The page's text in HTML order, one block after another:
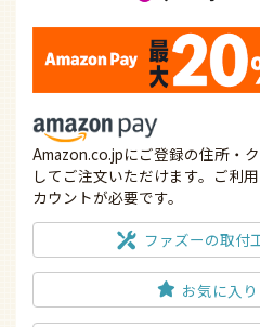
Amazon.co.jpにご登録の住所・
してご注文いただけます。ご利
カウントが必要です。
ファズーの取付
お気に入